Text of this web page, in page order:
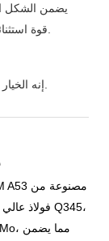
يضمن الشكل